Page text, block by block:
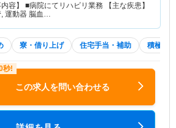
容】 ■病院にてリハビリ業務 【主な疾患】
脳血管, 運動器 脳血…
寮・借り上げ 住宅手当・補助 積極採
この求人を問い合わせる